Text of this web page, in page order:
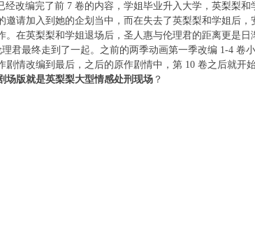
编完了前 7 卷的内容，学姐毕业升入大学，英梨梨和
邀请加入到她的企划当中，而在失去了英梨梨和学姐后
。在英梨梨和学姐退场后，圣人惠与伦理君的距离更是
君最终走到了一起。之前的两季动画第一季改编 1-4 卷
剧情改编到最后，之后的原作剧情中，第 10 卷之后就开
场版就是英梨梨大型情感处刑现场 ？